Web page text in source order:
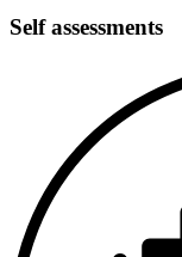
Self assessments